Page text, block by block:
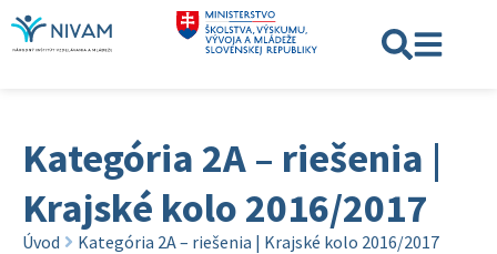
Kategória 2A – riešenia |
Krajské kolo 2016/2017
Úvod Kategória 2A – riešenia | Krajské kolo 2016/2017